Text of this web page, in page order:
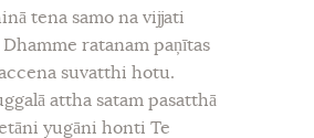
tena samo na vijjati
Dhamme ratanam paņītas
suvatthi hotu.
attha satam pasatthā
yugāni honti Te